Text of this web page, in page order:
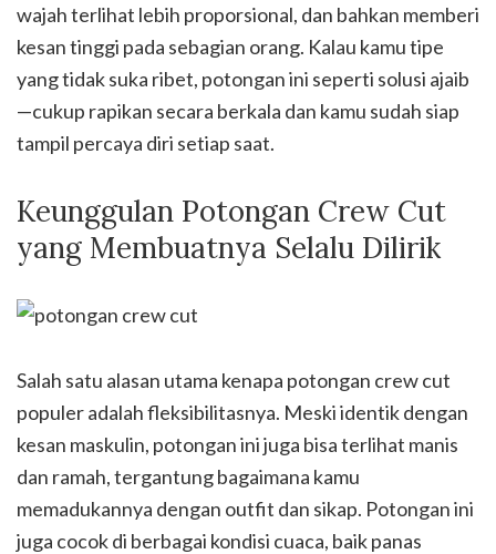
wajah terlihat lebih proporsional, dan bahkan memberi
kesan tinggi pada sebagian orang. Kalau kamu tipe
yang tidak suka ribet, potongan ini seperti solusi ajaib
—cukup rapikan secara berkala dan kamu sudah siap
tampil percaya diri setiap saat.
Keunggulan Potongan Crew Cut
yang Membuatnya Selalu Dilirik
Salah satu alasan utama kenapa potongan crew cut
populer adalah fleksibilitasnya. Meski identik dengan
kesan maskulin, potongan ini juga bisa terlihat manis
dan ramah, tergantung bagaimana kamu
memadukannya dengan outfit dan sikap. Potongan ini
juga cocok di berbagai kondisi cuaca, baik panas